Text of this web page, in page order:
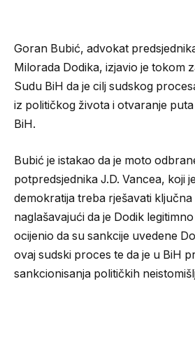
Goran Bubić, advokat
Milorada Dodika, izjavio je tokom
Sudu BiH da je cilj sudskog
iz političkog života i otvaranje
BiH.
Bubić je istakao da je moto
potpredsjednika J.D. Vancea, koji
demokratija treba rješavati
naglašavajući da je Dodik
ocijenio da su sankcije uvedene
ovaj sudski proces te da je u BiH
sankcionisanja političkih